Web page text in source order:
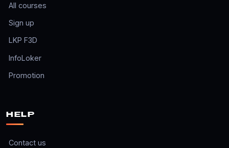
All courses
Sign up
LKP F3D
InfoLoker
Promotion
HELP
Contact us